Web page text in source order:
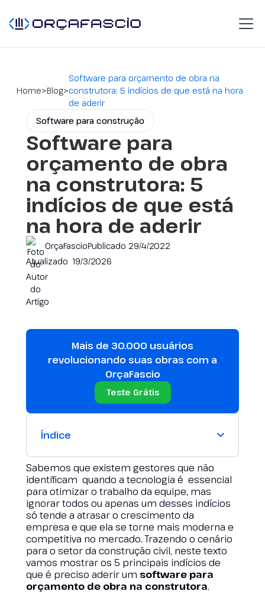
Home>Blog>
Software para orçamento de obra na
construtora: 5 indícios de que está na hora
de aderir
Software para construção
Software para
orçamento de obra
na construtora: 5
indícios de que está
na hora de aderir
OrçaFascioPublicado 29/4/2022
Atualizado19/3/2026
Mais de 30.000 usuários
revolucionando suas obras com a
OrçaFascio
Teste Grátis
Índice
Sabemos que existem gestores que não
identificam quando a tecnologia é essencial
para otimizar o trabalho da equipe, mas
ignorar todos ou apenas um desses indícios
só tende a atrasar o crescimento da
empresa e que ela se torne mais moderna e
competitiva no mercado. Trazendo o cenário
para o setor da construção civil, neste texto
vamos mostrar os 5 principais indícios de
que é preciso aderir um software para
orçamento de obra na construtora.